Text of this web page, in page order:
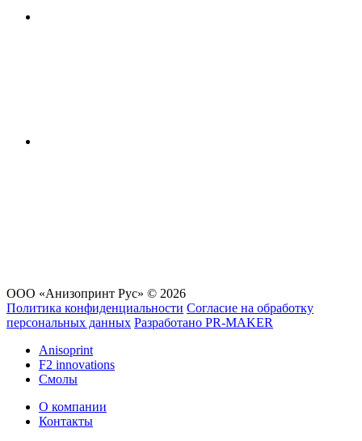
ООО «Анизопринт Рус» © 2026
Политика конфиденциальности Согласие на обработку
персональных данных Разработано PR-MAKER
Anisoprint
F2 innovations
Смолы
О компании
Контакты